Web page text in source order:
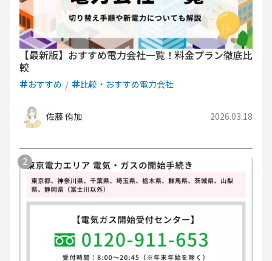
【最新版】おすすめ電力会社一覧！料金プラン徹底比
較
おすすめ 比較・おすすめ電力会社
佐藤 侑加 2026.03.18